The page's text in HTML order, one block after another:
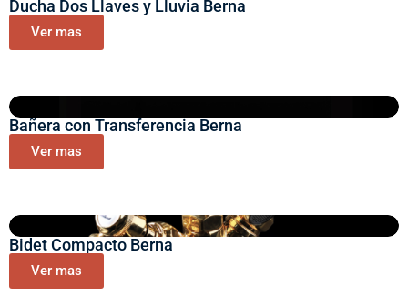
Ducha Dos Llaves y Lluvia Berna
Ver mas
Bañera con Transferencia Berna
Ver mas
Bidet Compacto Berna
Ver mas